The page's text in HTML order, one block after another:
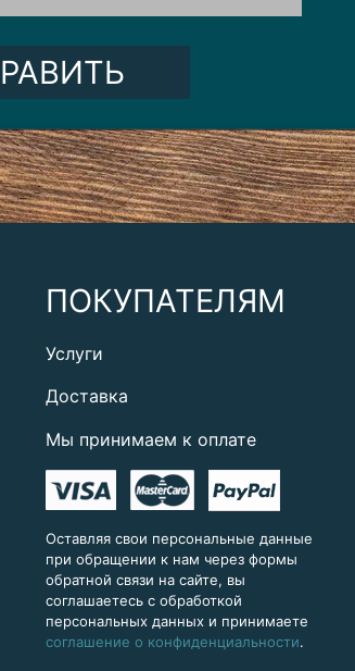
ПОКУПАТЕЛЯМ
Услуги
Доставка
Мы принимаем к оплате
Оставляя свои персональные данные
при обращении к нам через формы
обратной связи на сайте, вы
соглашаетесь с обработкой
персональных данных и принимаете
соглашение о конфиденциальности.